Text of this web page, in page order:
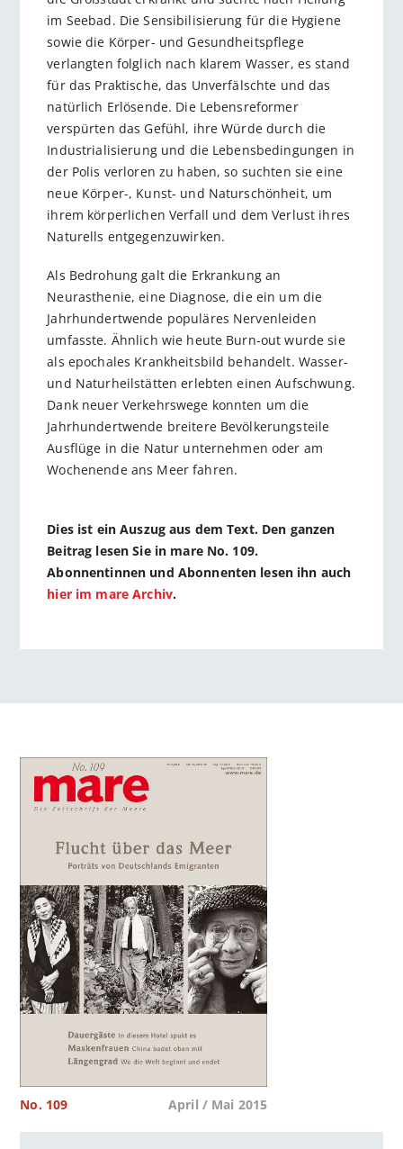
im Seebad. Die Sensibilisierung für die Hygiene
sowie die Körper- und Gesundheitspflege
verlangten folglich nach klarem Wasser, es stand
für das Praktische, das Unverfälschte und das
natürlich Erlösende. Die Lebensreformer
verspürten das Gefühl, ihre Würde durch die
Industrialisierung und die Lebensbedingungen in
der Polis verloren zu haben, so suchten sie eine
neue Körper-, Kunst- und Naturschönheit, um
ihrem körperlichen Verfall und dem Verlust ihres
Naturells entgegenzuwirken.
Als Bedrohung galt die Erkrankung an
Neurasthenie, eine Diagnose, die ein um die
Jahrhundertwende populäres Nervenleiden
umfasste. Ähnlich wie heute Burn-out wurde sie
als epochales Krankheitsbild behandelt. Wasser-
und Naturheilstätten erlebten einen Aufschwung.
Dank neuer Verkehrswege konnten um die
Jahrhundertwende breitere Bevölkerungsteile
Ausflüge in die Natur unternehmen oder am
Wochenende ans Meer fahren.
Dies ist ein Auszug aus dem Text. Den ganzen
Beitrag lesen Sie in mare No. 109.
Abonnentinnen und Abonnenten lesen ihn auch
hier im mare Archiv.
No. 109 April / Mai 2015